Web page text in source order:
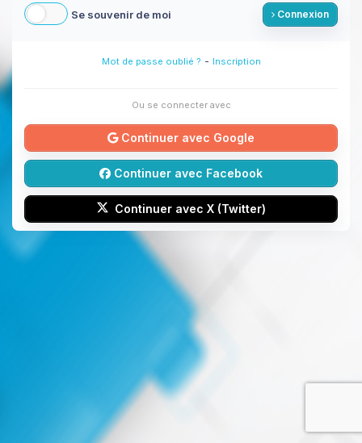
Se souvenir de moi Connexion
Mot de passe oublié ? - Inscription
Ou se connecter avec
Continuer avec Google
Continuer avec Facebook
Continuer avec X (Twitter)